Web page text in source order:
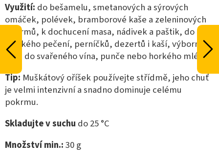
Využití: do bešamelu, smetanových a sýrových
omáček, polévek, bramborové kaše a zeleninových
pokrmů, k dochucení masa, nádivek a paštik, do
sladkého pečení, perníčků, dezertů i kaší, výborný
také do svařeného vína, punče nebo horkého mléka
Tip: Muškátový oříšek používejte střídmě, jeho chuť
je velmi intenzivní a snadno dominuje celému
pokrmu.
Skladujte v suchu do 25 °C
Množství min.:30 g